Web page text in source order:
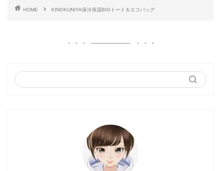
HOME KINOKUNIYA保冷保温BIGトート＆エコバッグ